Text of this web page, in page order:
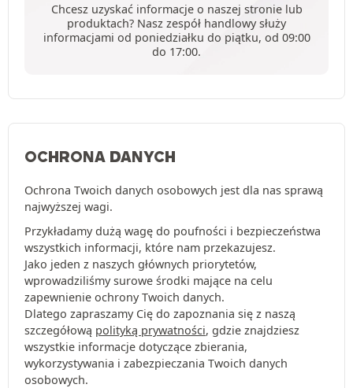
Chcesz uzyskać informacje o naszej stronie lub
produktach? Nasz zespół handlowy służy
informacjami od poniedziałku do piątku, od 09:00
do 17:00.
OCHRONA DANYCH
Ochrona Twoich danych osobowych jest dla nas sprawą
najwyższej wagi.
Przykładamy dużą wagę do poufności i bezpieczeństwa
wszystkich informacji, które nam przekazujesz.
Jako jeden z naszych głównych priorytetów,
wprowadziliśmy surowe środki mające na celu
zapewnienie ochrony Twoich danych.
Dlatego zapraszamy Cię do zapoznania się z naszą
szczegółową polityką prywatności, gdzie znajdziesz
wszystkie informacje dotyczące zbierania,
wykorzystywania i zabezpieczania Twoich danych
osobowych.